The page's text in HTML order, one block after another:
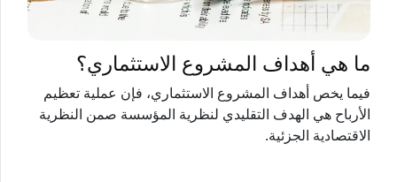
ما هي أهداف المشروع الاستثماري؟
فيما يخص أهداف المشروع الاستثماري، فإن عملية تعظيم
الأرباح هي الهدف التقليدي لنظرية المؤسسة صمن النظرية
الاقتصادية الجزئية.